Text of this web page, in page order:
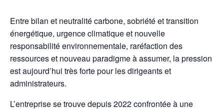
Entre bilan et neutralité carbone, sobriété et transition
énergétique, urgence climatique et nouvelle
responsabilité environnementale, raréfaction des
ressources et nouveau paradigme à assumer, la pression
est aujourd’hui très forte pour les dirigeants et
administrateurs.
L’entreprise se trouve depuis 2022 confrontée à une